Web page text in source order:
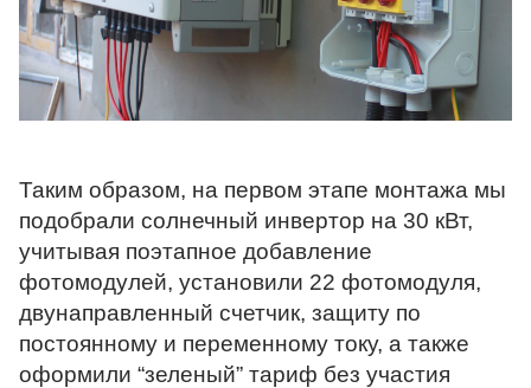
Таким образом, на первом этапе монтажа мы
подобрали солнечный инвертор на 30 кВт,
учитывая поэтапное добавление
фотомодулей, установили 22 фотомодуля,
двунаправленный счетчик, защиту по
постоянному и переменному току, а также
оформили “зеленый” тариф без участия